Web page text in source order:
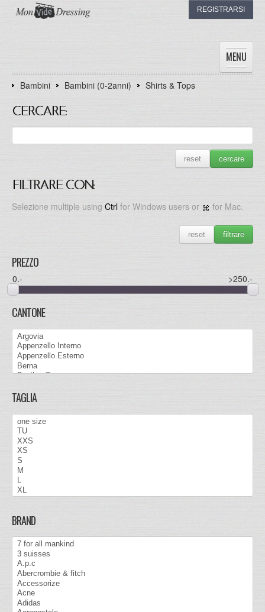
MENU
HOME
UOMINI
BAMBINI
I DRESSING
REGISTRARSI
Bambini Bambini (0-2anni) Shirts & Tops
CERCARE:
cercare
reset
FILTRARE CON:
Selezione multiple using Ctrl for Windows users or for Mac.
filtrare
reset
PREZZO
0.- >250.-
CANTONE
TAGLIA
BRAND